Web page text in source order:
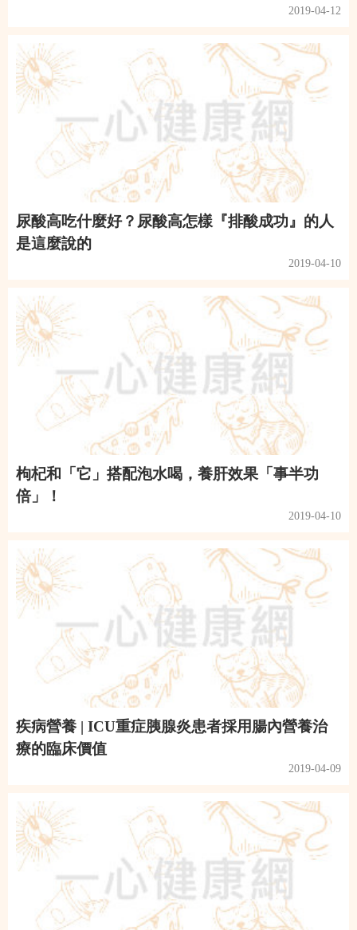
2019-04-12
尿酸高吃什麼好？尿酸高怎樣『排酸成功』的人
是這麼說的
2019-04-10
枸杞和「它」搭配泡水喝，養肝效果「事半功
倍」！
2019-04-10
疾病營養 | ICU重症胰腺炎患者採用腸內營養治
療的臨床價值
2019-04-09